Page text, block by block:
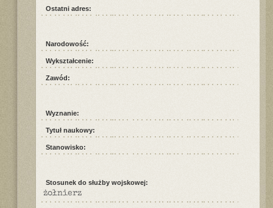
Ostatni adres:
Narodowość:
Wykształcenie:
Zawód:
Wyznanie:
Tytuł naukowy:
Stanowisko:
Stosunek do służby wojskowej:
żołnierz